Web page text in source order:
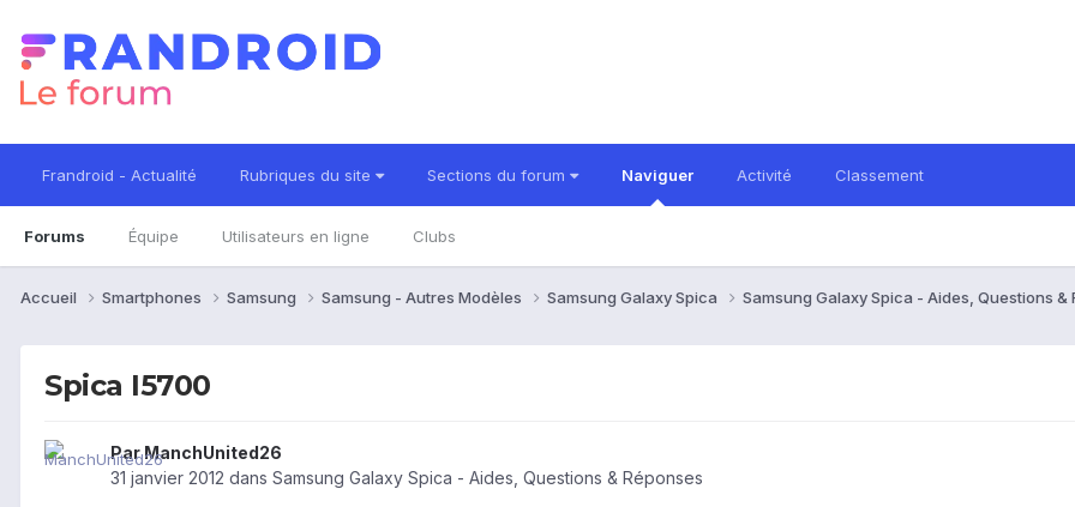
Frandroid - Actualité Rubriques du site Sections du forum Naviguer
Forums Équipe Utilisateurs en ligne Clubs
Activité Classement
Accueil Smartphones Samsung Samsung - Autres Modèles Samsung Galaxy Spica Samsung Galaxy Spica - Aides, Questions &
Spica I5700
ParManchUnited26
31 janvier 2012 dans Samsung Galaxy Spica - Aides, Questions & Réponses